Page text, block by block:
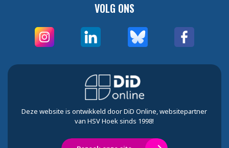
VOLG ONS
Deze website is ontwikkeld door DiD Online, websitepartner
van HSV Hoek sinds 1998!